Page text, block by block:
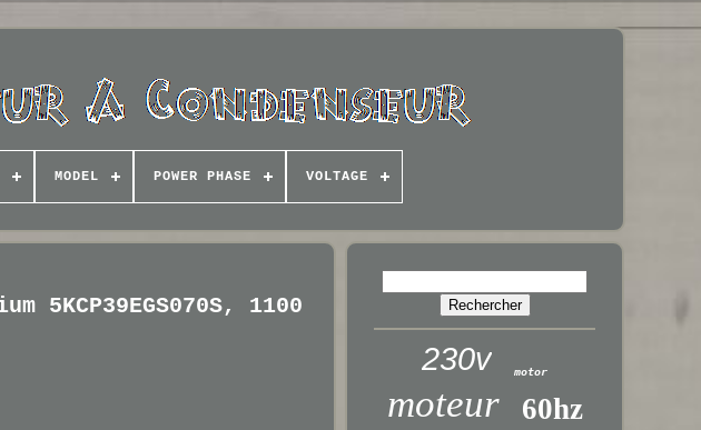
MODEL POWER PHASE VOLTAGE
1100
230v motor
moteur 60hz